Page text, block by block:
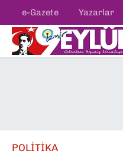
e-Gazete Yazarlar
POLİTİKA
İlanlar Eczaneler